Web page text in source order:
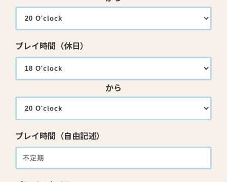
プレイ時間（休日）
から
プレイ時間（自由記述）